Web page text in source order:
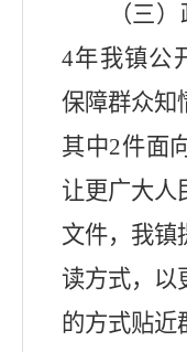
（三
4年我镇公
保障群众知
其中2件面
让更广大人
文件，我镇
读方式，以
的方式贴近